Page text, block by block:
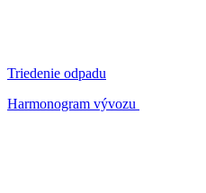
Triedenie odpadu
Harmonogram vývozu